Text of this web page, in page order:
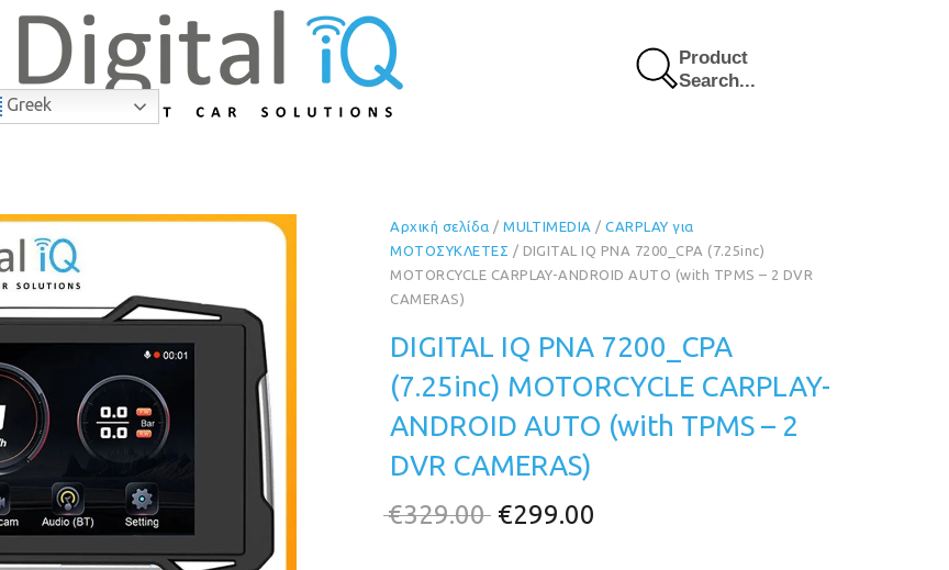
Greek
Product
Search...
Αρχική σελίδα /MULTIMEDIA /CARPLAY για
ΜΟΤΟΣΥΚΛΕΤΕΣ / DIGITAL IQ PNA 7200_CPA (7.25inc)
MOTORCYCLE CARPLAY-ANDROID AUTO (with TPMS – 2 DVR
CAMERAS)
DIGITAL IQ PNA 7200_CPA
(7.25inc) MOTORCYCLE CARPLAY-
ANDROID AUTO (with TPMS – 2
DVR CAMERAS)
€329.00 Original
€299.00